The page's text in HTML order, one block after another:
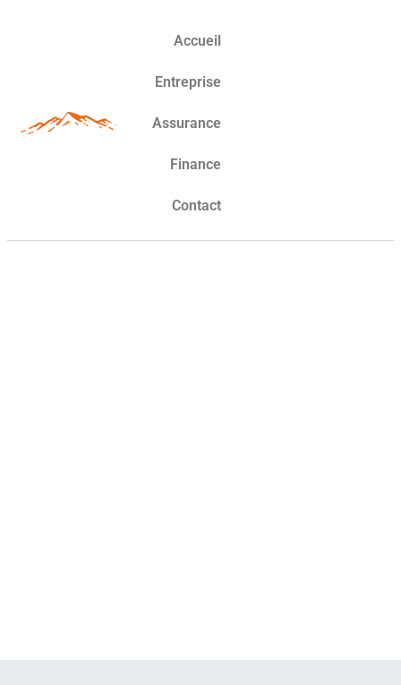
Accueil
Entreprise
Assurance
Finance
Contact